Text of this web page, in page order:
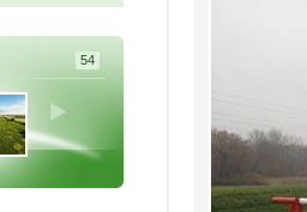
54